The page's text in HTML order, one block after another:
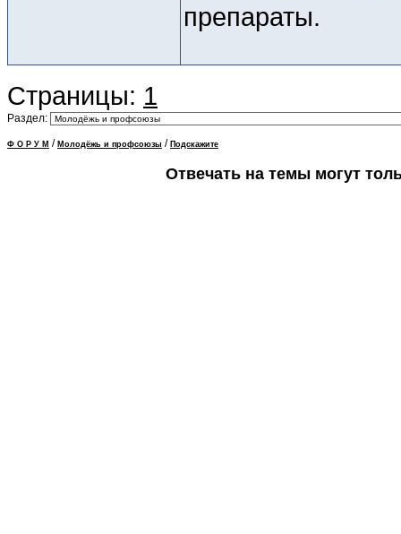
препараты.
Страницы: 1
Раздел:
Ф О Р У М / Молодёжь и профсоюзы / Подскажите
Отвечать на темы могут